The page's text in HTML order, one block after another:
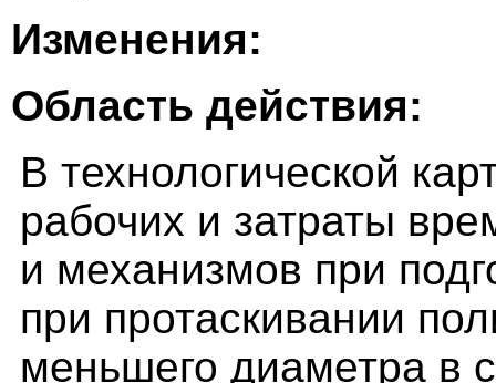
Изменения:
Область действия:
В технологической
рабочих и затраты
и механизмов при
при протаскивании
меньшего диаметра в